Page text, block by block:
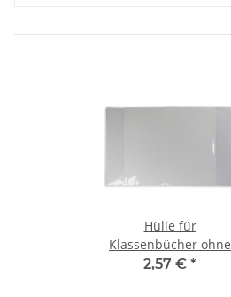
Hülle für
Klassenbücher ohne
ausklappbare
2,57 € *